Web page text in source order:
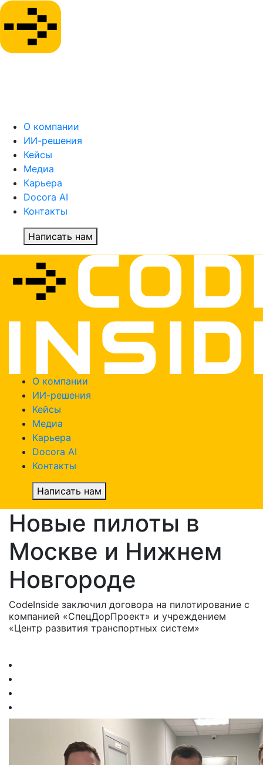
О компании
ИИ-решения
Кейсы
Медиа
Карьера
Docora AI
Контакты
Написать нам
О компании
ИИ-решения
Кейсы
Медиа
Карьера
Docora AI
Контакты
Написать нам
Новые пилоты в
Москве и Нижнем
Новгороде
CodeInside заключил договора на пилотирование с
компанией «СпецДорПроект» и учреждением
«Центр развития транспортных систем»